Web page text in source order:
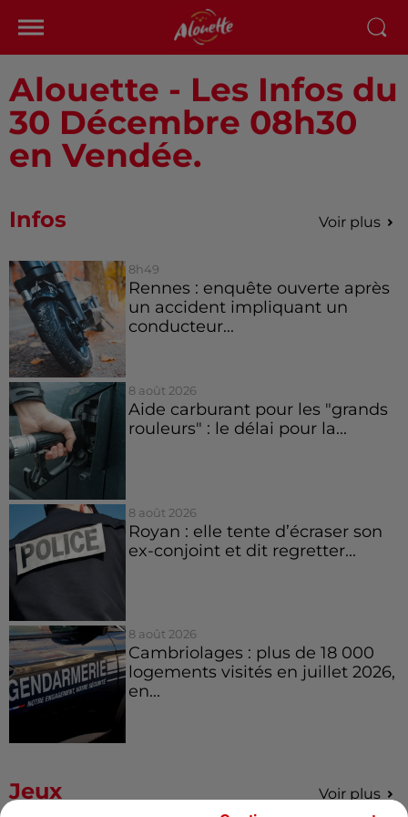
Alouette - Les Infos du
30 Décembre 08h30
en Vendée.
Infos Voir plus
8h49
Rennes : enquête ouverte après
un accident impliquant un
conducteur...
8 août 2026
Aide carburant pour les "grands
rouleurs" : le délai pour la...
8 août 2026
Royan : elle tente d’écraser son
ex-conjoint et dit regretter...
8 août 2026
Cambriolages : plus de 18 000
logements visités en juillet 2026,
en...
Jeux Voir plus